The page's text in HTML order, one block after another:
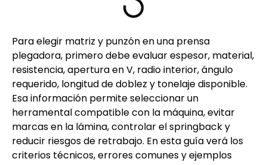
Para elegir matriz y punzón en una prensa
plegadora, primero debe evaluar espesor, material,
resistencia, apertura en V, radio interior, ángulo
requerido, longitud de doblez y tonelaje disponible.
Esa información permite seleccionar un
herramental compatible con la máquina, evitar
marcas en la lámina, controlar el springback y
reducir riesgos de retrabajo. En esta guía verá los
criterios técnicos, errores comunes y ejemplos